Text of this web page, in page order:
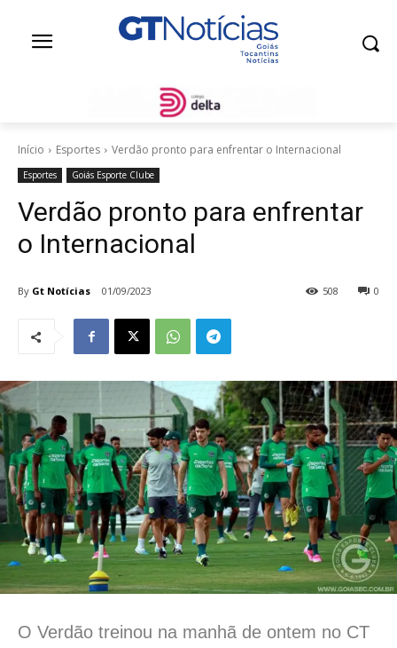
Início Esportes Verdão pronto para enfrentar o Internacional
Esportes Goiás Esporte Clube
Verdão pronto para enfrentar
o Internacional
By Gt Notícias 01/09/2023 0
508
O Verdão treinou na manhã de ontem no CT